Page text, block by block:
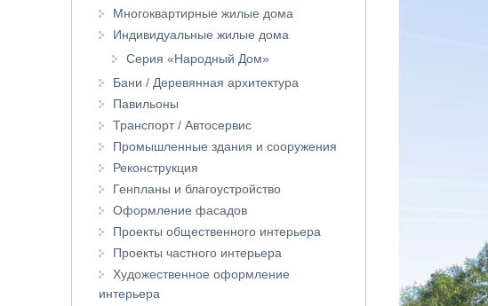
Многоквартирные жилые дома
Индивидуальные жилые дома
Серия «Народный Дом»
Бани / Деревянная архитектура
Павильоны
Транспорт / Автосервис
Промышленные здания и сооружения
Реконструкция
Генпланы и благоустройство
Оформление фасадов
Проекты общественного интерьера
Проекты частного интерьера
Художественное оформление
интерьера